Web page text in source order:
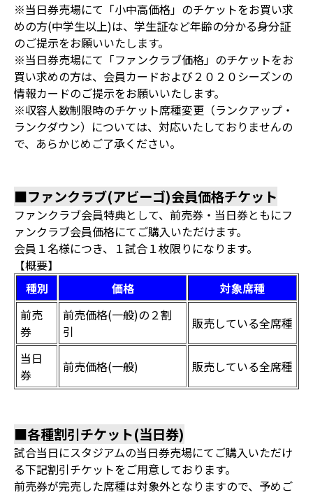
※当日券売場にて「小中高価格」のチケットをお買い求
めの方(中学生以上)は、学生証など年齢の分かる身分証
のご提示をお願いいたします。
※当日券売場にて「ファンクラブ価格」のチケットをお
買い求めの方は、会員カードおよび２０２０シーズンの
情報カードのご提示をお願いいたします。
※収容人数制限時のチケット席種変更（ランクアップ・
ランクダウン）については、対応いたしておりませんの
で、あらかじめご了承ください。
■ファンクラブ(アビーゴ)会員価格チケット
ファンクラブ会員特典として、前売券・当日券ともにフ
ァンクラブ会員価格にてご購入いただけます。
会員１名様につき、１試合１枚限りになります。
【概要】
種別
価格
対象席種
前売
券
前売価格(一般)の２割
引
販売している全席種
当日
券
前売価格(一般) 販売している全席種
■各種割引チケット(当日券)
試合当日にスタジアムの当日券売場にてご購入いただけ
る下記割引チケットをご用意しております。
前売券が完売した席種は対象外となりますので、予めご